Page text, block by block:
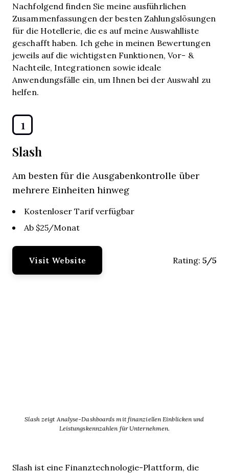
Nachfolgend finden Sie meine ausführlichen
Zusammenfassungen der besten Zahlungslösungen
für die Hotellerie, die es auf meine Auswahlliste
geschafft haben. Ich gehe in meinen Bewertungen
jeweils auf die wichtigsten Funktionen, Vor- &
Nachteile, Integrationen sowie ideale
Anwendungsfälle ein, um Ihnen bei der Auswahl zu
helfen.
1
Slash
Am besten für die Ausgabenkontrolle über
mehrere Einheiten hinweg
Kostenloser Tarif verfügbar
Ab $25/Monat
Visit Website Rating: 5/5
Slash zeigt Analyse-Dashboards mit finanziellen Einblicken und
Leistungskennzahlen für Unternehmen.
Slash ist eine Finanztechnologie-Plattform, die